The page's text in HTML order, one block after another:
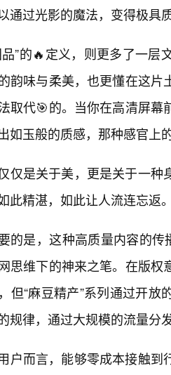
通过光影的魔法，变得极具
品”的🔥定义，则更多了一
韵味与柔美，也更懂在这
取代🎯的。当你在高清屏
如玉般的质感，那种感官上
仅是关于美，更是关于一
此精湛，如此让人流连忘返
的是，这种高质量内容的传
思维下的神来之笔。在版
但“麻豆精产”系列通过开
规律，通过大规模的流量分
户而言，能够零成本接触